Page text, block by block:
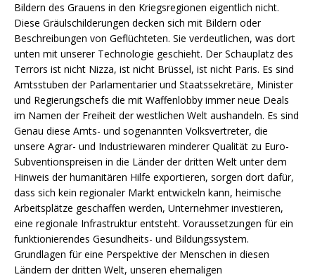
Bildern des Grauens in den Kriegsregionen eigentlich nicht.
Diese Gräulschilderungen decken sich mit Bildern oder
Beschreibungen von Geflüchteten. Sie verdeutlichen, was dort
unten mit unserer Technologie geschieht. Der Schauplatz des
Terrors ist nicht Nizza, ist nicht Brüssel, ist nicht Paris. Es sind
Amtsstuben der Parlamentarier und Staatssekretäre, Minister
und Regierungschefs die mit Waffenlobby immer neue Deals
im Namen der Freiheit der westlichen Welt aushandeln. Es sind
Genau diese Amts- und sogenannten Volksvertreter, die
unsere Agrar- und Industriewaren minderer Qualität zu Euro-
Subventionspreisen in die Länder der dritten Welt unter dem
Hinweis der humanitären Hilfe exportieren, sorgen dort dafür,
dass sich kein regionaler Markt entwickeln kann, heimische
Arbeitsplätze geschaffen werden, Unternehmer investieren,
eine regionale Infrastruktur entsteht. Voraussetzungen für ein
funktionierendes Gesundheits- und Bildungssystem.
Grundlagen für eine Perspektive der Menschen in diesen
Ländern der dritten Welt, unseren ehemaligen